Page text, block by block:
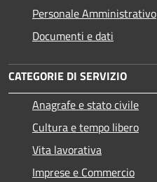
Personale Amministrativo
Documenti e dati
CATEGORIE DI SERVIZIO
Anagrafe e stato civile
Cultura e tempo libero
Vita lavorativa
Imprese e Commercio